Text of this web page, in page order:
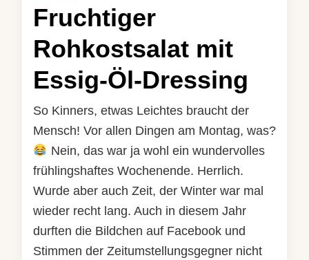
Fruchtiger
Rohkostsalat mit
Essig-Öl-Dressing
So Kinners, etwas Leichtes braucht der
Mensch! Vor allen Dingen am Montag, was?
Nein, das war ja wohl ein wundervolles
frühlingshaftes Wochenende. Herrlich.
Wurde aber auch Zeit, der Winter war mal
wieder recht lang. Auch in diesem Jahr
durften die Bildchen auf Facebook und
Stimmen der Zeitumstellungsgegner nicht